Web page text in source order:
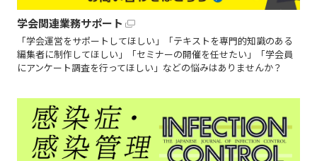
学会関連業務サポート
「学会運営をサポートしてほしい」「テキストを専門的知識のある
編集者に制作してほしい」「セミナーの開催を任せたい」「学会員
にアンケート調査を行ってほしい」などの悩みはありませんか？